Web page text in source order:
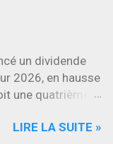
un dividende
2026, en hausse
une quatrième
LIRE LA SUITE »